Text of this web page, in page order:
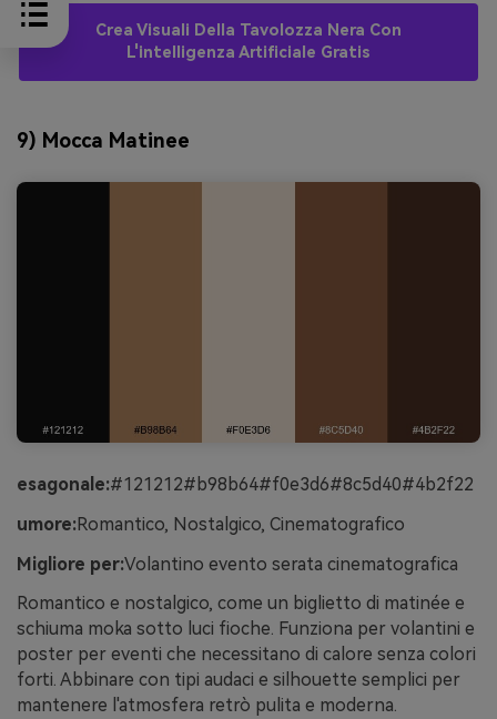
Crea Visuali Della Tavolozza Nera Con
L'intelligenza Artificiale Gratis
9) Mocca Matinee
esagonale:#121212#b98b64#f0e3d6#8c5d40#4b2f22
umore:Romantico, Nostalgico, Cinematografico
Migliore per:Volantino evento serata cinematografica
Romantico e nostalgico, come un biglietto di matinée e
schiuma moka sotto luci fioche. Funziona per volantini e
poster per eventi che necessitano di calore senza colori
forti. Abbinare con tipi audaci e silhouette semplici per
mantenere l'atmosfera retrò pulita e moderna.